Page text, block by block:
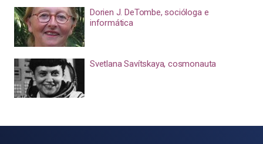
Dorien J. DeTombe, socióloga e
informática
Svetlana Savítskaya, cosmonauta